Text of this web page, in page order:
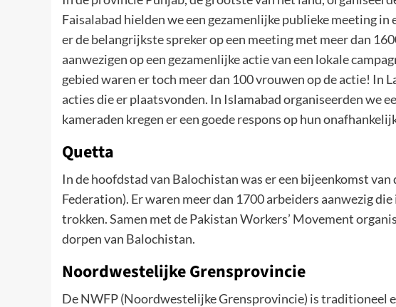
Faisalabad hielden we een gezamenlijke publieke meeting
er de belangrijkste spreker op een meeting met meer dan
aanwezigen op een gezamenlijke actie van een lokale
gebied waren er toch meer dan 100 vrouwen op de actie! In
acties die er plaatsvonden. In Islamabad organiseerden we
kameraden kregen er een goede respons op hun
Quetta
In de hoofdstad van Balochistan was er een bijeenkomst
Federation). Er waren meer dan 1700 arbeiders aanwezig
trokken. Samen met de Pakistan Workers’ Movement
dorpen van Balochistan.
Noordwestelijke Grensprovincie
De NWFP (Noordwestelijke Grensprovincie) is traditioneel